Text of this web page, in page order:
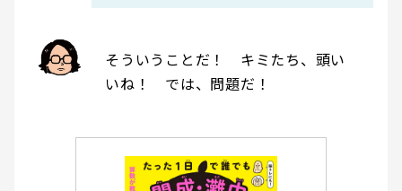
そういうことだ！ キミたち、頭い
いね！ では、問題だ！